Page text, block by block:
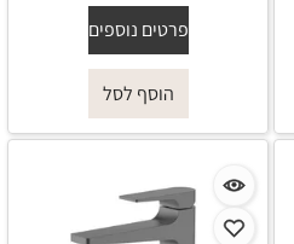
פרטים נוספים
הוסף לסל